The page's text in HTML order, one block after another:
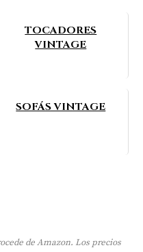
TOCADORES
VINTAGE
SOFÁS VINTAGE
de Amazon. Los precios